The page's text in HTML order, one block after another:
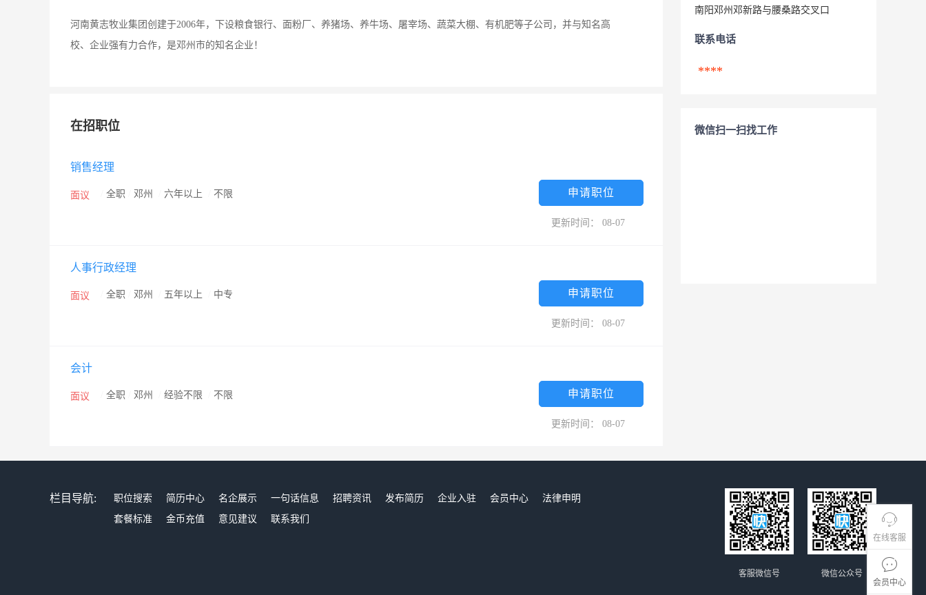
在线客服
会员中心
河南黄志牧业集团创建于2006年，下设粮食银行、面粉厂、养猪场、养牛场、屠宰场、蔬菜大棚、有机肥等子公司，并与知名高
校、企业强有力合作，是邓州市的知名企业！
在招职位
销售经理
面议 全职 邓州 六年以上 不限 申请职位
更新时间： 08-07
人事行政经理
面议 全职 邓州 五年以上 中专 申请职位
更新时间： 08-07
会计
面议 全职 邓州 经验不限 不限 申请职位
更新时间： 08-07
南阳邓州邓新路与腰桑路交叉口
联系电话
****
微信扫一扫找工作
栏目导航: 职位搜索 简历中心 名企展示 一句话信息 招聘资讯 发布简历 企业入驻 会员中心
法律申明
套餐标准
金币充值 意见建议 联系我们
微信公众号
客服微信号